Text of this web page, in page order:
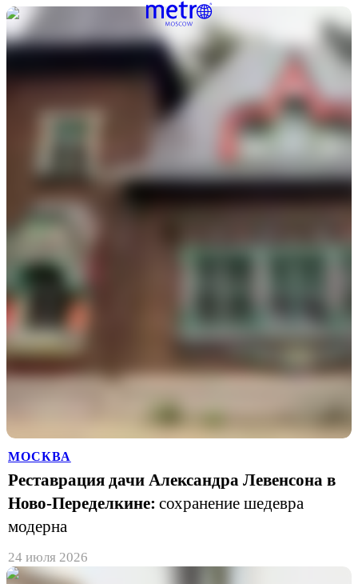
МОСКВА
Реставрация дачи Александра Левенсона в
Ново-Переделкине: сохранение шедевра
модерна
24 июля 2026